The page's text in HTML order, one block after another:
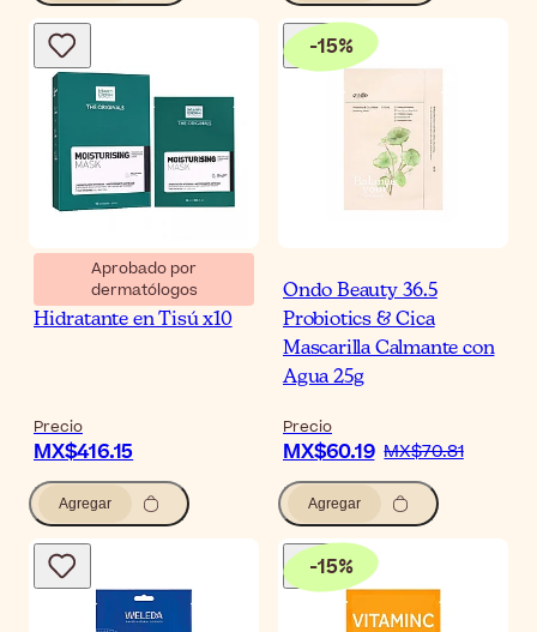
Aprobado por
dermatólogos
Martiderm Mascarilla
Hidratante en Tisú x10
Precio
MX$416.15
Agregar
-15%
Ondo Beauty 36.5
Probiotics & Cica
Mascarilla Calmante con
Agua 25g
Precio
MX$60.19 MX$70.81
Agregar
-15%